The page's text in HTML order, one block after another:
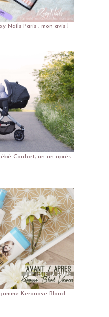
Nails Paris : mon avis !
Confort, un an après
Keranove Blond